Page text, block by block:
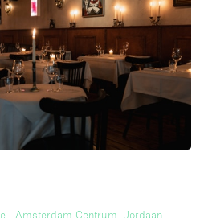
- Amsterdam Centrum, Jordaan